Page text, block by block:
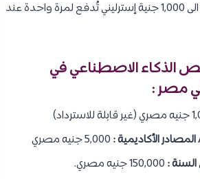
الإسترليني بالإضافة الى 1,000 جنية إسترليني تُدفع لمرة واحدة عند
الذكاء الاصطناعي في
مصر :
المصادر الأكاديمية :
: